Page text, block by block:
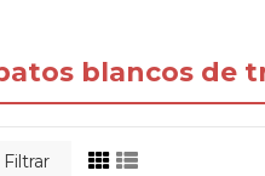
blancos de
Filtrar